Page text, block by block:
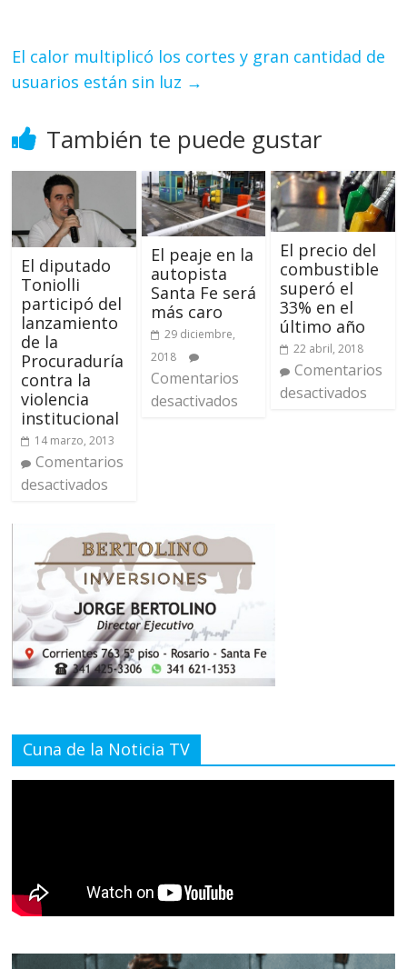
El calor multiplicó los cortes y gran cantidad de
usuarios están sin luz →
También te puede gustar
El diputado
Toniolli
participó del
lanzamiento
de la
Procuraduría
contra la
violencia
institucional
14 marzo, 2013
Comentarios
desactivados
El peaje en la
autopista
Santa Fe será
más caro
29 diciembre,
2018
Comentarios
desactivados
El precio del
combustible
superó el
33% en el
último año
22 abril, 2018
Comentarios
desactivados
Cuna de la Noticia TV